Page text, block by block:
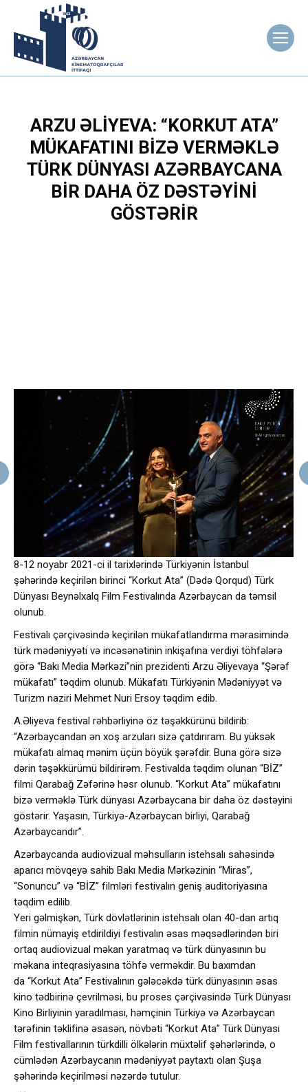
ARZU ƏLIYEVA: “KORKUT ATA”
MÜKAFATINI BIZƏ VERMƏKLƏ
TÜRK DÜNYASI AZƏRBAYCANA
BIR DAHA ÖZ DƏSTƏYINI
GÖSTƏRIR
8-12 noyabr 2021-ci il tarixlərində Türkiyənin İstanbul
şəhərində keçirilən birinci “Korkut Ata” (Dədə Qorqud) Türk
Dünyası Beynəlxalq Film Festivalında Azərbaycan da təmsil
olunub.
Festivalı çərçivəsində keçirilən mükafatlandırma mərasimində
türk mədəniyyəti və incəsənətinin inkişafına verdiyi töhfələrə
görə “Bakı Media Mərkəzi”nin prezidenti Arzu Əliyevaya “Şərəf
mükafatı” təqdim olunub. Mükafatı Türkiyənin Mədəniyyət və
Turizm naziri Mehmet Nuri Ersoy təqdim edib.
A.Əliyeva festival rəhbərliyinə öz təşəkkürünü bildirib:
“Azərbaycandan ən xoş arzuları sizə çatdırıram. Bu yüksək
mükafatı almaq mənim üçün böyük şərəfdir. Buna görə sizə
dərin təşəkkürümü bildirirəm. Festivalda təqdim olunan “BİZ”
filmi Qarabağ Zəfərinə həsr olunub. “Korkut Ata” mükafatını
bizə verməklə Türk dünyası Azərbaycana bir daha öz dəstəyini
göstərir. Yaşasın, Türkiyə-Azərbaycan birliyi, Qarabağ
Azərbaycandır”.
Azərbaycanda audiovizual məhsulların istehsalı sahəsində
aparıcı mövqeyə sahib Bakı Media Mərkəzinin “Miras”,
“Sonuncu” və “BİZ” filmləri festivalın geniş auditoriyasına
təqdim edilib.
Yeri gəlmişkən, Türk dövlətlərinin istehsalı olan 40-dan artıq
filmin nümayiş etdirildiyi festivalın əsas məqsədlərindən biri
ortaq audiovizual məkan yaratmaq və türk dünyasının bu
məkana inteqrasiyasına töhfə verməkdir. Bu baxımdan
da “Korkut Ata” Festivalının gələcəkdə türk dünyasının əsas
kino tədbirinə çevrilməsi, bu proses çərçivəsində Türk Dünyası
Kino Birliyinin yaradılması, həmçinin Türkiyə və Azərbaycan
tərəfinin təklifinə əsasən, növbəti “Korkut Ata” Türk Dünyası
Film festivallarının türkdilli ölkələrin müxtəlif şəhərlərində, o
cümlədən Azərbaycanın mədəniyyət paytaxtı olan Şuşa
şəhərində keçirilməsi nəzərdə tutulur.